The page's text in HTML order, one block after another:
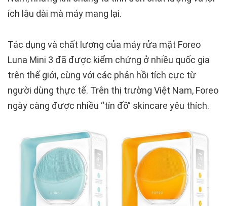
ích lâu dài mà máy mang lại.
Tác dụng và chất lượng của máy rửa mặt Foreo
Luna Mini 3 đã được kiểm chứng ở nhiều quốc gia
trên thế giới, cùng với các phản hồi tích cực từ
người dùng thực tế. Trên thị trường Việt Nam, Foreo
ngày càng được nhiều “tín đồ” skincare yêu thích.